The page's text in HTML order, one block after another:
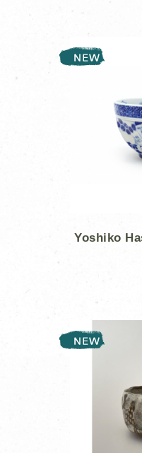
Yoshiko